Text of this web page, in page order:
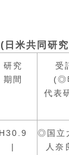
米共同研
研究
期間
受
(◎
代表
H30.9
|
◎国立
人奈